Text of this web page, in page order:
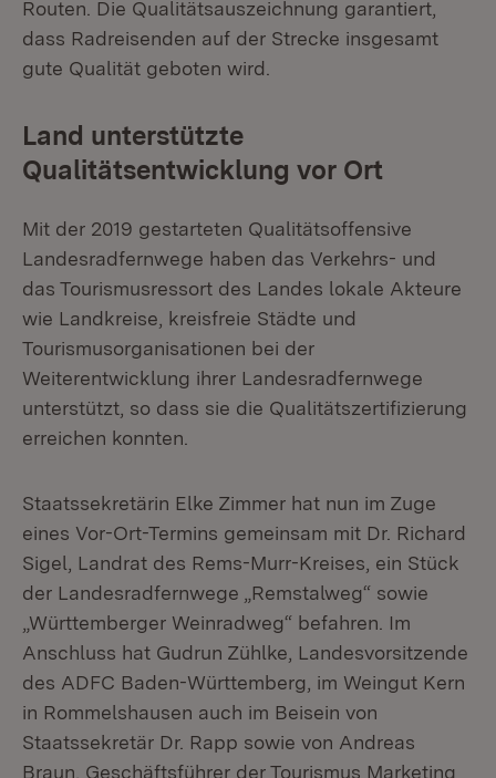
Routen. Die Qualitätsauszeichnung garantiert,
dass Radreisenden auf der Strecke insgesamt
gute Qualität geboten wird.
Land unterstützte
Qualitätsentwicklung vor Ort
Mit der 2019 gestarteten Qualitätsoffensive
Landesradfernwege haben das Verkehrs- und
das Tourismusressort des Landes lokale Akteure
wie Landkreise, kreisfreie Städte und
Tourismusorganisationen bei der
Weiterentwicklung ihrer Landesradfernwege
unterstützt, so dass sie die Qualitätszertifizierung
erreichen konnten.
Staatssekretärin Elke Zimmer hat nun im Zuge
eines Vor-Ort-Termins gemeinsam mit Dr. Richard
Sigel, Landrat des Rems-Murr-Kreises, ein Stück
der Landesradfernwege „Remstalweg“ sowie
„Württemberger Weinradweg“ befahren. Im
Anschluss hat Gudrun Zühlke, Landesvorsitzende
des ADFC Baden-Württemberg, im Weingut Kern
in Rommelshausen auch im Beisein von
Staatssekretär Dr. Rapp sowie von Andreas
Braun, Geschäftsführer der Tourismus Marketing